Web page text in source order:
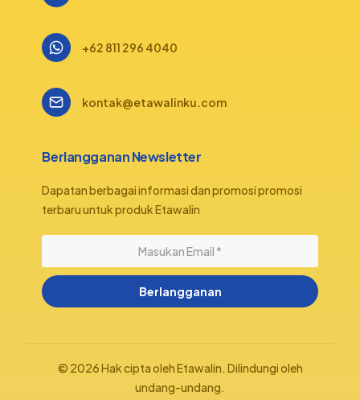
+62 811 296 4040
kontak@etawalinku.com
Berlangganan Newsletter
Dapatan berbagai informasi dan promosi promosi
terbaru untuk produk Etawalin
Berlangganan
© 2026 Hak cipta oleh Etawalin. Dilindungi oleh
undang-undang.